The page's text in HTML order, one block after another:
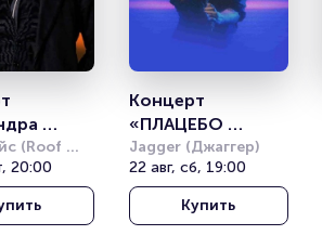
и Рондо
(Roof
20:00
Концерт
«ПЛАЦЕБО
трибьют от
Спешиал Джи»
(PLACEBO tribute
By Special G)
Jagger (Джаггер)
22 авг, сб, 19:00
Купить